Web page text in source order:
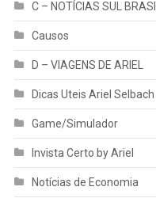
C – NOTÍCIAS SUL BRASIL
Causos
D – VIAGENS DE ARIEL
Dicas Uteis Ariel Selbach
Game/Simulador
Invista Certo by Ariel
Notícias de Economia